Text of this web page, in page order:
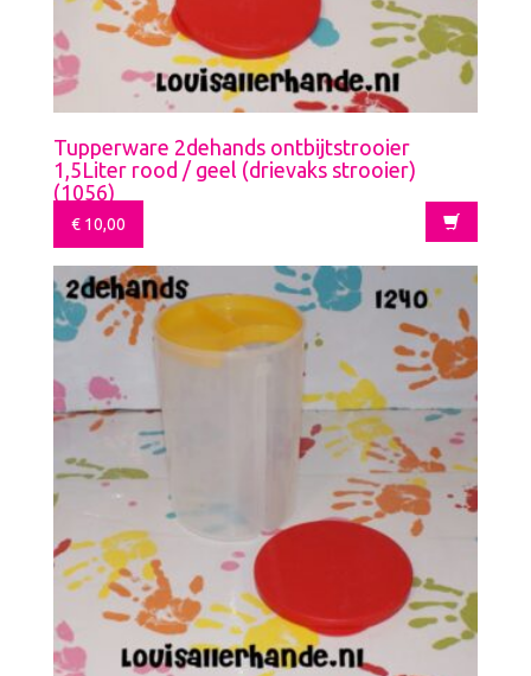
Tupperware 2dehands ontbijtstrooier
1,5Liter rood / geel (drievaks strooier)
(1056)
€ 10,00